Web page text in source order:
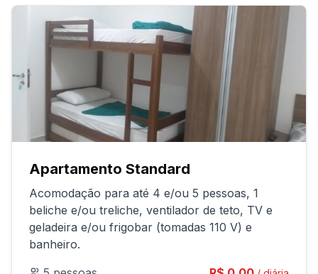
Apartamento Standard
Acomodação para até 4 e/ou 5 pessoas, 1
beliche e/ou treliche, ventilador de teto, TV e
geladeira e/ou frigobar (tomadas 110 V) e
banheiro.